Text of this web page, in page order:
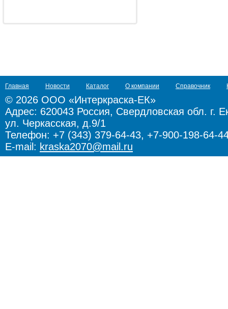
Главная Новости Каталог О компании Справочник
© 2026 ООО «Интеркраска-ЕК»
Адрес: 620043 Россия, Свердловская обл. г.
ул. Черкасская, д.9/1
Телефон: +7 (343) 379-64-43, +7-900-198-64-
E-mail: kraska2070@mail.ru